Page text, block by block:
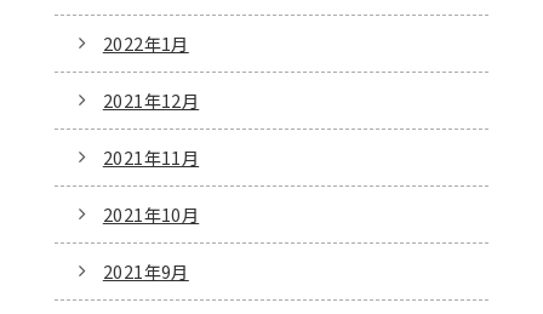
2022年1月
2021年12月
2021年11月
2021年10月
2021年9月